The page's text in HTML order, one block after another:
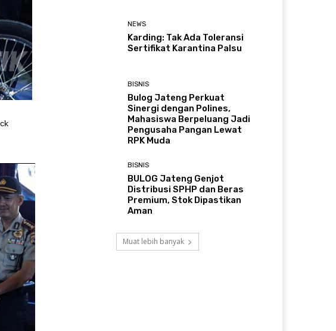
NEWS
Karding: Tak Ada Toleransi
Sertifikat Karantina Palsu
BISNIS
Bulog Jateng Perkuat
Sinergi dengan Polines,
Mahasiswa Berpeluang Jadi
Pengusaha Pangan Lewat
RPK Muda
BISNIS
BULOG Jateng Genjot
Distribusi SPHP dan Beras
Premium, Stok Dipastikan
Aman
Muat lebih banyak